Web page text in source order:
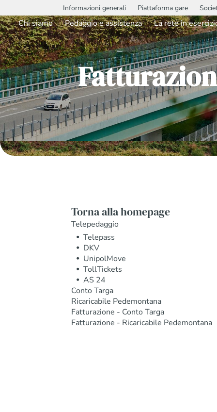
Informazioni generali Piattaforma gare
Chi siamo Pedaggio e assistenza La rete in
Torna alla homepage
Telepedaggio
Telepass
DKV
UnipolMove
TollTickets
AS 24
Conto Targa
Ricaricabile Pedemontana
Fatturazione - Conto Targa
Fatturazione - Ricaricabile Pedemontana